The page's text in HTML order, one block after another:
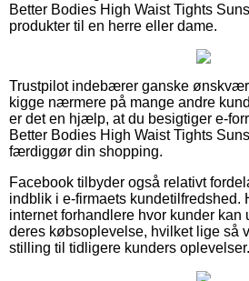
Better Bodies High Waist Tights
produkter til en herre eller dame.
Trustpilot indebærer ganske
kigge nærmere på mange andre
er det en hjælp, at du besigtiger e-
Better Bodies High Waist Tights
færdiggør din shopping.
Facebook tilbyder også relativt
indblik i e-firmaets kundetilfredshed.
internet forhandlere hvor kunder
deres købsoplevelse, hvilket lige så
stilling til tidligere kunders oplevelser.